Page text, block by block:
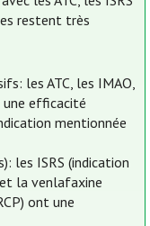
restent très
les ATC, les IMAO,
efficacité
mentionnée
les ISRS (indication
la venlafaxine
ont une